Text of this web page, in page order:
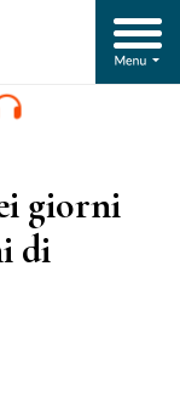
giorni
di